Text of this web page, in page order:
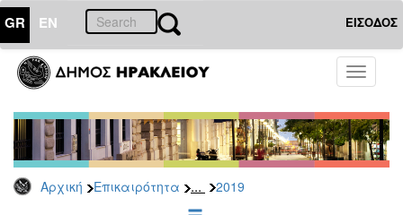
GR EN ΕΙΣΟΔΟΣ
Toggle
Αρχική Επικαιρότητα ... 2019
ΕΠΙΚΑΙΡΟΤΗΤΑ
Τύπου
Αρχείο
2026
2025